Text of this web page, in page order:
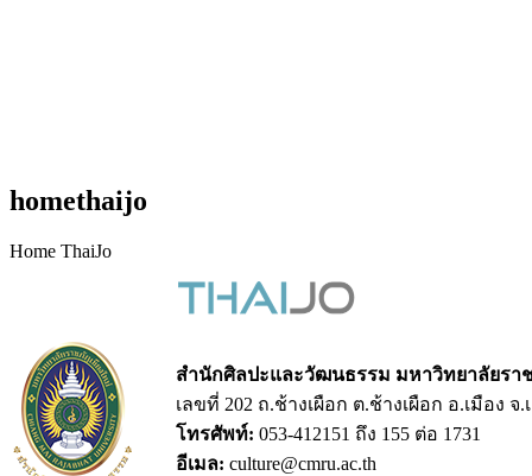
homethaijo
Home ThaiJo
สำนักศิลปะและวัฒนธรรม มหาวิทยาลัยรา
เลขที่ 202 ถ.ช้างเผือก ต.ช้างเผือก อ.เมือง จ.
โทรศัพท์: 053-412151 ถึง 155 ต่อ 1731
อีเมล: culture@cmru.ac.th